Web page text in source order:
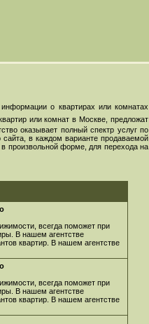
о квартирах или комнатах
или комнат в Москве, предложат
оказывает полный спектр услуг по
в каждом варианте продаваемой
произвольной форме, для перехода на
всегда поможет при
В нашем агентстве
квартир. В нашем агентстве
всегда поможет при
В нашем агентстве
квартир. В нашем агентстве